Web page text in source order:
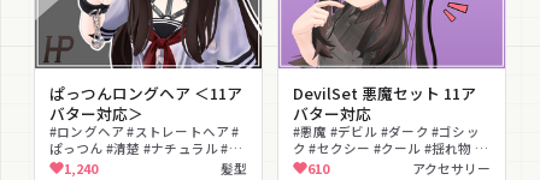
ぱっつんロングヘア ＜11ア
バター対応＞
#ロングヘア #ストレートヘア #
ぱっつん #清楚 #ナチュラル #髪
型 #黒髪 #色変え可能
1,240 髪型
DevilSet 悪魔セット 11ア
バター対応
#悪魔 #デビル #ダーク #ゴシッ
ク #セクシー #クール #揺れ物 #
ハロウィン #コスプレ #改変
610 アクセサリー